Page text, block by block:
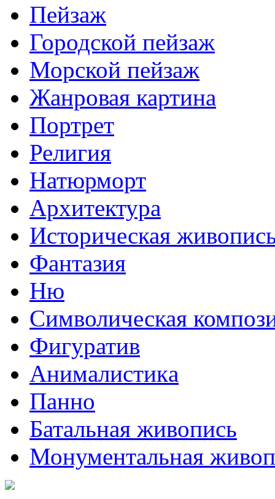
Пейзаж
Городской пейзаж
Морской пейзаж
Жанровая картина
Портрет
Религия
Натюрморт
Архитектура
Историческая
Фантазия
Ню
Символическая
Фигуратив
Анималистикa
Панно
Батальная живопись
Монументальная